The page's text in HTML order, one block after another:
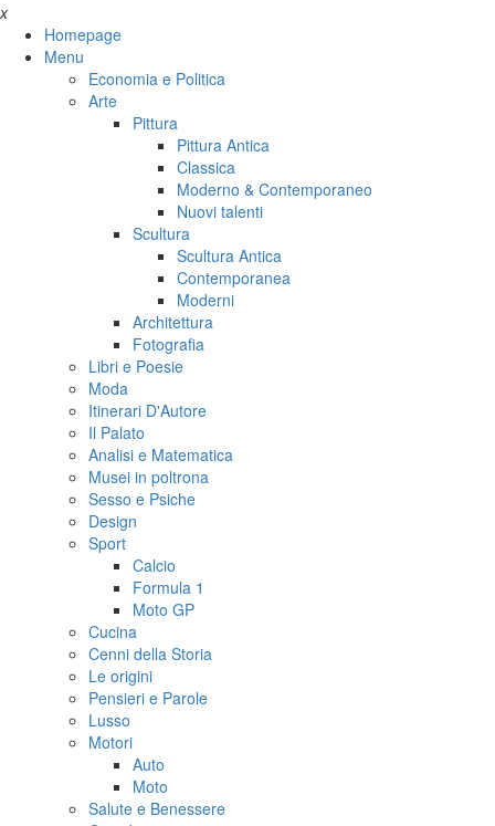
x
Homepage
Menu
Economia e Politica
Arte
Pittura
Pittura Antica
Classica
Moderno & Contemporaneo
Nuovi talenti
Scultura
Scultura Antica
Contemporanea
Moderni
Architettura
Fotografia
Libri e Poesie
Moda
Itinerari D'Autore
Il Palato
Analisi e Matematica
Musei in poltrona
Sesso e Psiche
Design
Sport
Calcio
Formula 1
Moto GP
Cucina
Cenni della Storia
Le origini
Pensieri e Parole
Lusso
Motori
Auto
Moto
Salute e Benessere